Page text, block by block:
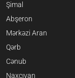
Şimal
Abşeron
Mərkəzi Aran
Qərb
Cənub
Naxçıvan